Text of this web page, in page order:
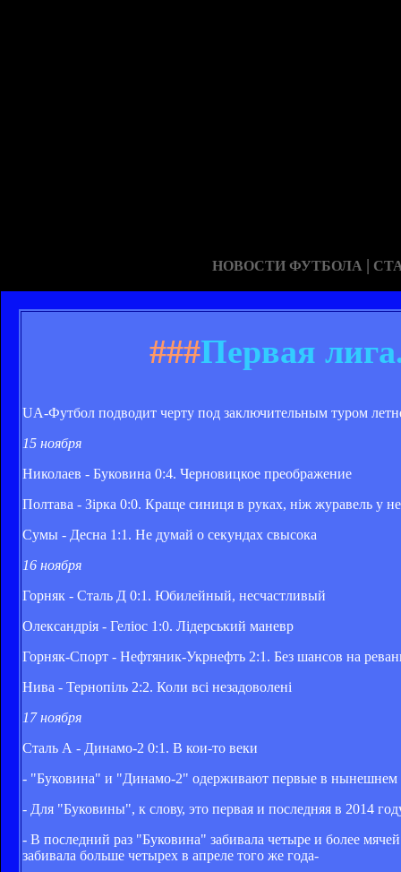
НОВОСТИ ФУТБОЛА |
###Первая
UA-Футбол подводит черту под заключительным туром
15 ноября
Николаев - Буковина 0:4. Черновицкое преображение
Полтава - Зірка 0:0. Краще синиця в руках, ніж журавель у
Сумы - Десна 1:1. Не думай о секундах свысока
16 ноября
Горняк - Сталь Д 0:1. Юбилейный, несчастливый
Олександрія - Геліос 1:0. Лідерський маневр
Горняк-Спорт - Нефтяник-Укрнефть 2:1. Без шансов на
Нива - Тернопіль 2:2. Коли всі незадоволені
17 ноября
Сталь А - Динамо-2 0:1. В кои-то веки
- "Буковина" и "Динамо-2" одерживают первые в нынешнем
- Для "Буковины", к слову, это первая и последняя в 2014
- В последний раз "Буковина" забивала четыре и более
забивала больше четырех в апреле того же года-